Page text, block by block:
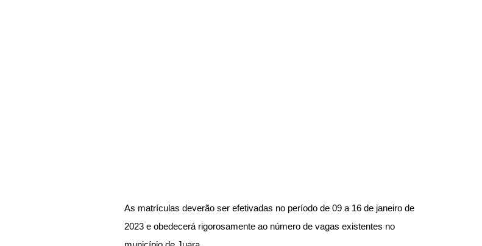
As matrículas deverão ser efetivadas no período de 09 a 16 de janeiro de
2023 e obedecerá rigorosamente ao número de vagas existentes no